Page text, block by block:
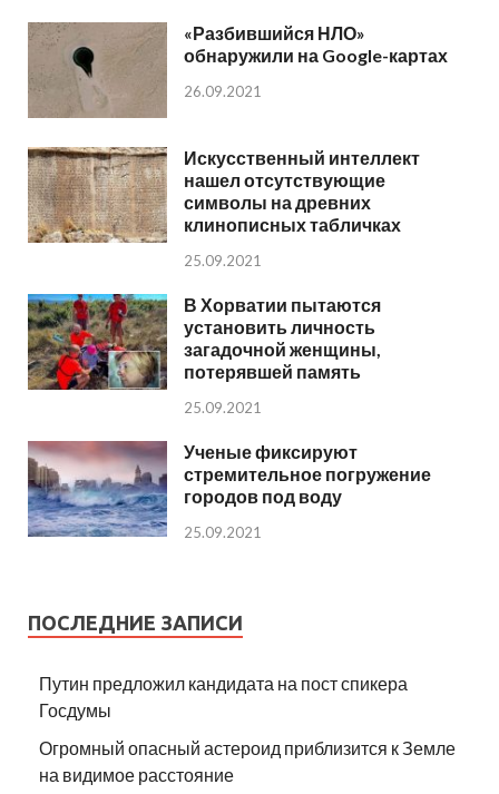
«Разбившийся НЛО»
обнаружили на Google-картах
26.09.2021
Искусственный интеллект
нашел отсутствующие
символы на древних
клинописных табличках
25.09.2021
В Хорватии пытаются
установить личность
загадочной женщины,
потерявшей память
25.09.2021
Ученые фиксируют
стремительное погружение
городов под воду
25.09.2021
ПОСЛЕДНИЕ ЗАПИСИ
Путин предложил кандидата на пост спикера
Госдумы
Огромный опасный астероид приблизится к Земле
на видимое расстояние